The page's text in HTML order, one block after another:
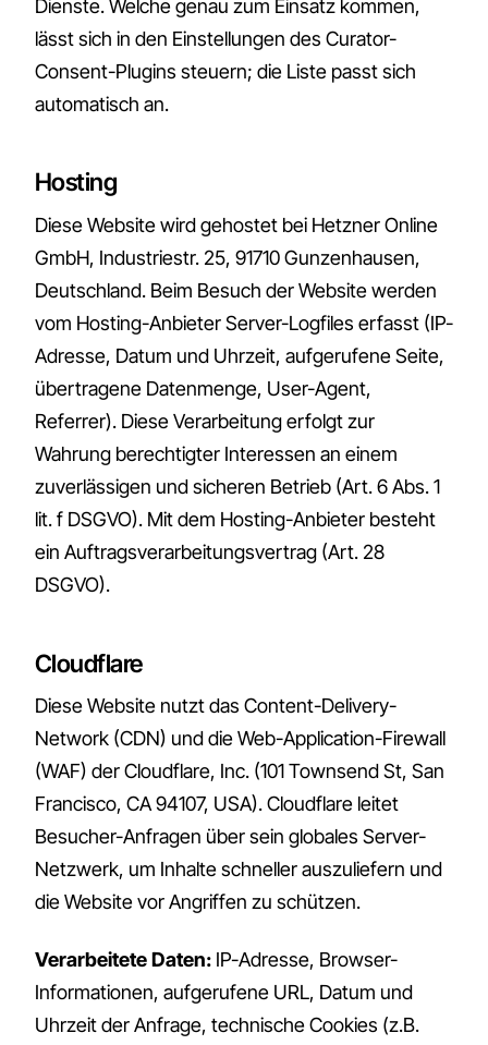
Dienste. Welche genau zum Einsatz kommen,
lässt sich in den Einstellungen des Curator-
Consent-Plugins steuern; die Liste passt sich
automatisch an.
Hosting
Diese Website wird gehostet bei Hetzner Online
GmbH, Industriestr. 25, 91710 Gunzenhausen,
Deutschland. Beim Besuch der Website werden
vom Hosting-Anbieter Server-Logfiles erfasst (IP-
Adresse, Datum und Uhrzeit, aufgerufene Seite,
übertragene Datenmenge, User-Agent,
Referrer). Diese Verarbeitung erfolgt zur
Wahrung berechtigter Interessen an einem
zuverlässigen und sicheren Betrieb (Art. 6 Abs. 1
lit. f DSGVO). Mit dem Hosting-Anbieter besteht
ein Auftragsverarbeitungsvertrag (Art. 28
DSGVO).
Cloudflare
Diese Website nutzt das Content-Delivery-
Network (CDN) und die Web-Application-Firewall
(WAF) der Cloudflare, Inc. (101 Townsend St, San
Francisco, CA 94107, USA). Cloudflare leitet
Besucher-Anfragen über sein globales Server-
Netzwerk, um Inhalte schneller auszuliefern und
die Website vor Angriffen zu schützen.
Verarbeitete Daten: IP-Adresse, Browser-
Informationen, aufgerufene URL, Datum und
Uhrzeit der Anfrage, technische Cookies (z.B.